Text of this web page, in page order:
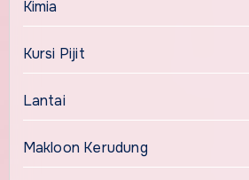
Kimia
Kursi Pijit
Lantai
Makloon Kerudung